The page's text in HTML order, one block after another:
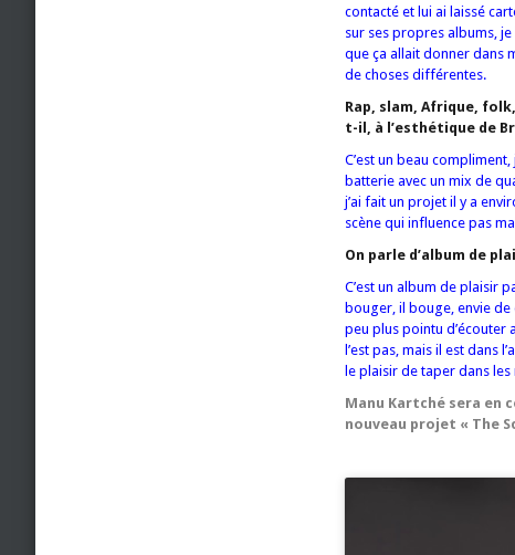
contacté et lui ai laissé
sur ses propres albums,
que ça allait donner dans
de choses différentes.
Rap, slam, Afrique,
t-il, à l’esthétique de
C’est un beau
batterie avec un mix de
j’ai fait un projet il y a
scène qui influence pas
On parle d’album de
C’est un album de plaisir
bouger, il bouge, envie
peu plus pointu d’écouter
l’est pas, mais il est dans
le plaisir de taper dans
Manu Kartché sera en
nouveau projet « The